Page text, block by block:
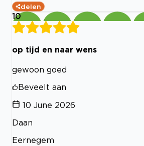
delen
10
op tijd en naar wens
gewoon goed
Beveelt aan
10 June 2026
Daan
Eernegem